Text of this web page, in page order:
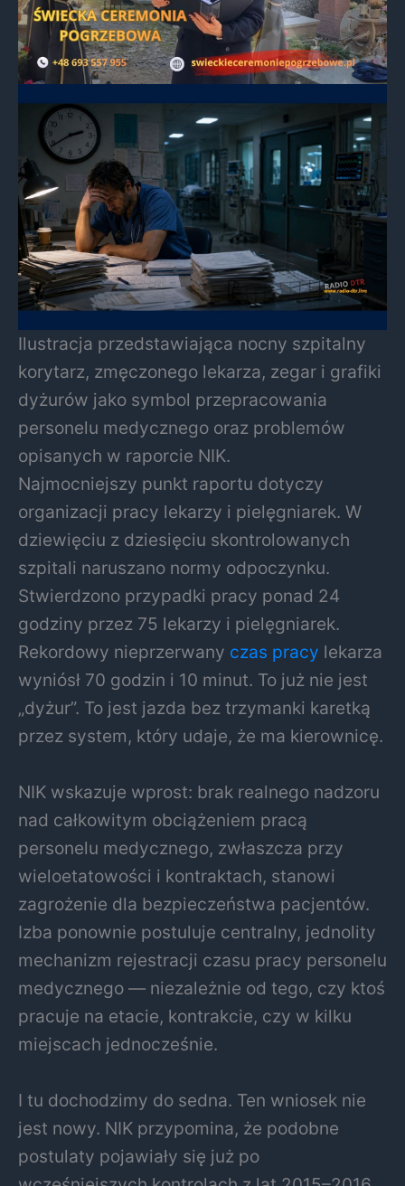
Ilustracja przedstawiająca nocny szpitalny
korytarz, zmęczonego lekarza, zegar i grafiki
dyżurów jako symbol przepracowania
personelu medycznego oraz problemów
opisanych w raporcie NIK.
Najmocniejszy punkt raportu dotyczy
organizacji pracy lekarzy i pielęgniarek. W
dziewięciu z dziesięciu skontrolowanych
szpitali naruszano normy odpoczynku.
Stwierdzono przypadki pracy ponad 24
godziny przez 75 lekarzy i pielęgniarek.
Rekordowy nieprzerwany czas pracy lekarza
wyniósł 70 godzin i 10 minut. To już nie jest
„dyżur”. To jest jazda bez trzymanki karetką
przez system, który udaje, że ma kierownicę.
NIK wskazuje wprost: brak realnego nadzoru
nad całkowitym obciążeniem pracą
personelu medycznego, zwłaszcza przy
wieloetatowości i kontraktach, stanowi
zagrożenie dla bezpieczeństwa pacjentów.
Izba ponownie postuluje centralny, jednolity
mechanizm rejestracji czasu pracy personelu
medycznego — niezależnie od tego, czy ktoś
pracuje na etacie, kontrakcie, czy w kilku
miejscach jednocześnie.
I tu dochodzimy do sedna. Ten wniosek nie
jest nowy. NIK przypomina, że podobne
postulaty pojawiały się już po